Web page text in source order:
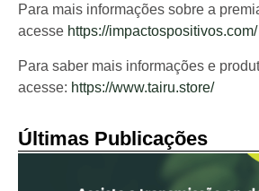
Para mais informações sobre a
acesse https://impactospositivos.com/
Para saber mais informações e
acesse: https://www.tairu.store/
Últimas Publicações